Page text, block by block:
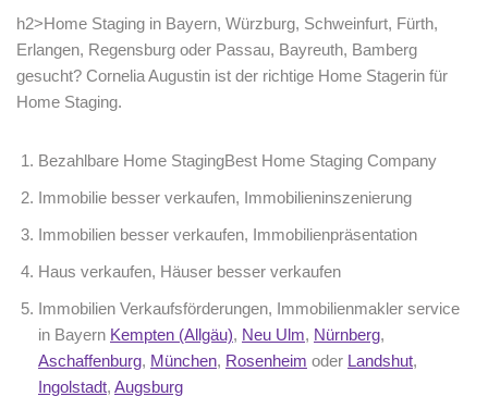
h2>Home Staging in Bayern, Würzburg, Schweinfurt, Fürth,
Erlangen, Regensburg oder Passau, Bayreuth, Bamberg
gesucht? Cornelia Augustin ist der richtige Home Stagerin für
Home Staging.
Bezahlbare Home StagingBest Home Staging Company
Immobilie besser verkaufen, Immobilieninszenierung
Immobilien besser verkaufen, Immobilienpräsentation
Haus verkaufen, Häuser besser verkaufen
Immobilien Verkaufsförderungen, Immobilienmakler service
in Bayern Kempten (Allgäu), Neu Ulm, Nürnberg,
Aschaffenburg, München, Rosenheim oder Landshut,
Ingolstadt, Augsburg